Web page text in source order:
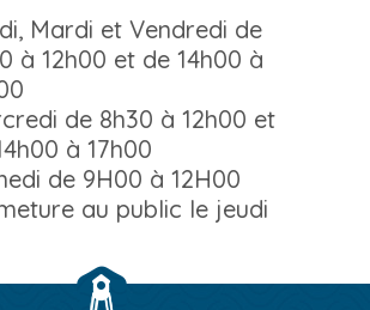
Mardi et Vendredi de
à 12h00 et de 14h00 à
de 8h30 à 12h00 et
à 17h00
de 9H00 à 12H00
au public le jeudi